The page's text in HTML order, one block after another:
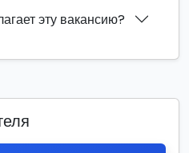
эту вакансию?